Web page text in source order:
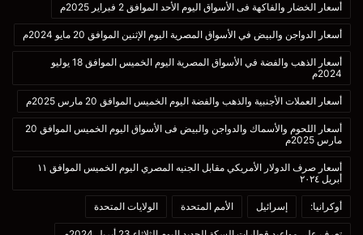
أسعار الخضار والفاكهة فى الأسواق اليوم الأحد الموافق 2 فبراير 2025م
أسعار الدواجن والبيض في الأسواق المصرية اليوم الإثنين الموافق 20 مايو 2024م
أسعار الذهب والفضة في الأسواق المصرية اليوم الخميس الموافق 18 يوليو
2024م
أسعار العملات الأجنبية والذهب والفضة اليوم الخميس الموافق 20 مارس 2025م
أسعار اللحوم والأسماك والدواجن والبيض فى الأسواق اليوم الخميس الموافق 20
مارس 2025م
أسعار صرف الدولار الأمريكي مقابل الجنيه المصري اليوم الخميس الموافق ١١
أبريل ٢٠٢٤
أوكرانيا: إسرائيل الأمم المتحدة الولايات المتحدة